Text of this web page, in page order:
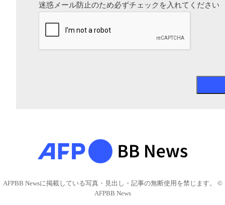
迷惑メール防止のため必ずチェックを入れてください
AFPBB Newsに掲載している写真・見出し・記事の無断使用を禁じます。 ©
AFPBB News